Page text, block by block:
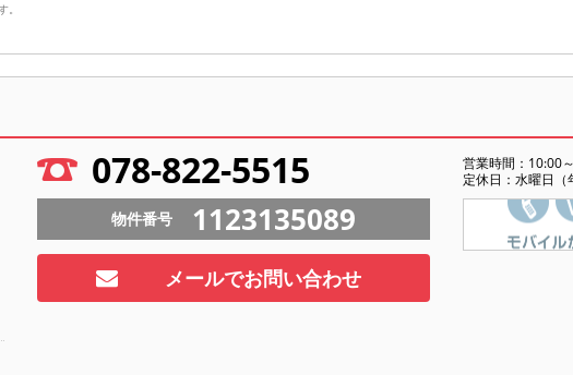
078-822-5515
営業時間：10:00
定休日：水曜日（
物件番号 1123135089
メールでお問い合わせ